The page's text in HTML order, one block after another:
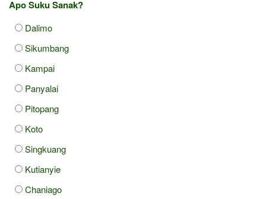
Apo Suku Sanak?
Dalimo
Sikumbang
Kampai
Panyalai
Pitopang
Koto
Singkuang
Kutianyie
Chaniago